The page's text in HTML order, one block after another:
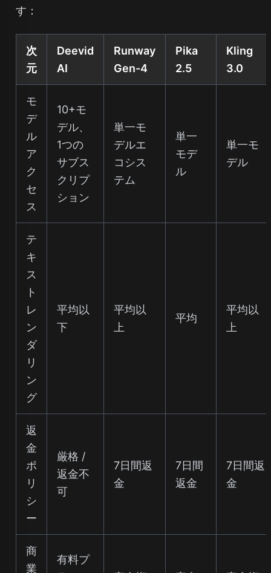
す：
次
元
Deevid
AI
Runway
Gen-4
Pika
2.5
Kling
3.0
モ
デ
ル
ア
ク
セ
ス
10+モ
デル、
1つの
サブス
クリプ
ション
単一モ
デルエ
コシス
テム
単一
モデ
ル
単一モ
デル
テ
キ
ス
ト
レ
ン
ダ
リ
ン
グ
平均以
下
平均以
上
平均
平均以
上
返
金
ポ
リ
シ
ー
厳格 /
返金不
可
7日間返
金
7日間
返金
7日間返
金
商
業
有料プ